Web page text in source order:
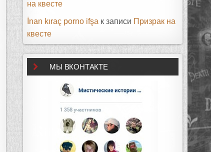
на квесте
İnan kıraç porno ifşa к записи Призрак на
квесте
МЫ ВКОНТАКТЕ